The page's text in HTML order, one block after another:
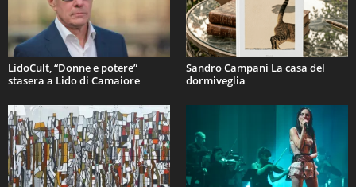
LidoCult, “Donne e potere”
stasera a Lido di Camaiore
Sandro Campani La casa del
dormiveglia